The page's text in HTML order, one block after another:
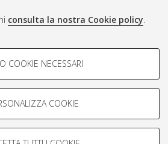
consulta la nostra Cookie policy.
-
per analizzare le caratteristiche della
profili in base al loro comportamento
COOKIE NECESSARI
COOKIE
sito